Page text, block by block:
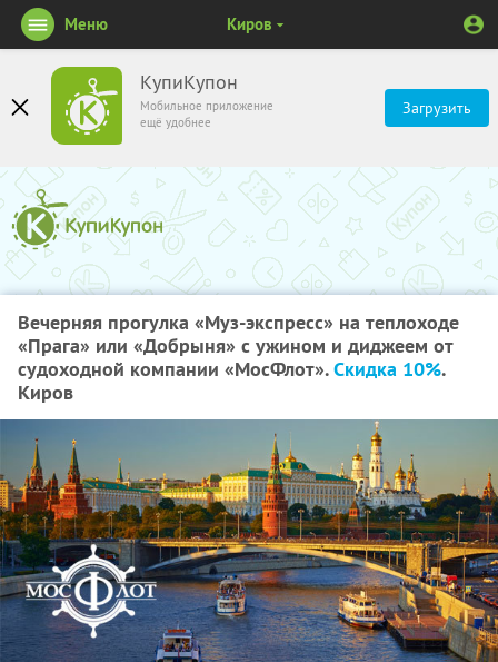
КупиКупон
Мобильное приложение
ещё удобнее
Загрузить
Меню Киров
Вечерняя прогулка «Муз-экспресс» на теплоходе
«Прага» или «Добрыня» с ужином и диджеем от
судоходной компании «МосФлот».Скидка 10%.
Киров